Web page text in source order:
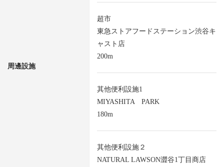
周邊設施
超市
東急ストアフードステーション渋谷キ
ャスト店
200m
其他便利設施1
MIYASHITA PARK
180m
其他便利設施２
NATURAL LAWSON澀谷1丁目商店